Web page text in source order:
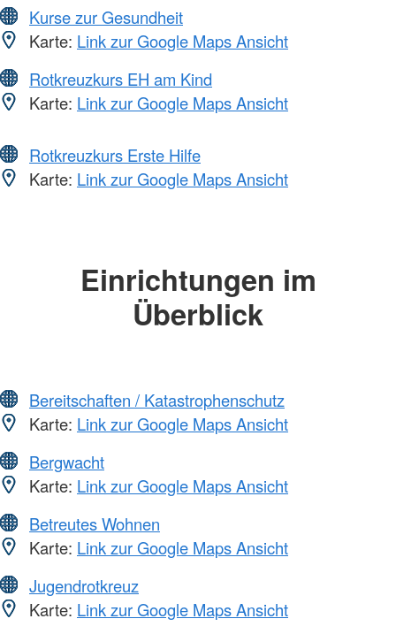
Kurse zur Gesundheit
Karte: Link zur Google Maps Ansicht
Rotkreuzkurs EH am Kind
Karte: Link zur Google Maps Ansicht
Rotkreuzkurs Erste Hilfe
Karte: Link zur Google Maps Ansicht
Einrichtungen im
Überblick
Bereitschaften / Katastrophenschutz
Karte: Link zur Google Maps Ansicht
Bergwacht
Karte: Link zur Google Maps Ansicht
Betreutes Wohnen
Karte: Link zur Google Maps Ansicht
Jugendrotkreuz
Karte: Link zur Google Maps Ansicht